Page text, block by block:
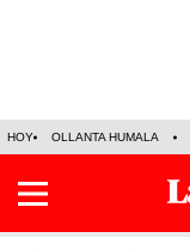
HOY OLLANTA HUMALA